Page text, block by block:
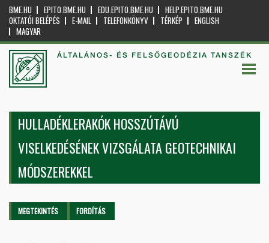
BME.HU EPITO.BME.HU EDU.EPITO.BME.HU
HELP.EPITO.BME.HU
OKTATÓI BELÉPÉS
E-MAIL TELEFONKÖNYV TÉRKÉP
ENGLISH
MAGYAR
ÁLTALÁNOS- ÉS FELSŐGEODÉZIA TANSZÉK
HULLADÉKLERAKÓK HOSSZÚTÁVÚ
VISELKEDÉSÉNEK VIZSGÁLATA GEOTECHNIKAI
MÓDSZEREKKEL
Elsődleges fülek
MEGTEKINTÉS (AKTÍVFORDÍTÁS